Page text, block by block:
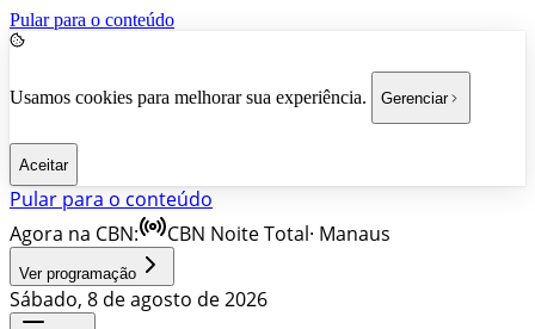
Pular para o conteúdo
Usamos cookies para melhorar sua experiência. Gerenciar
Aceitar
Pular para o conteúdo
Agora na CBN:
CBN Noite Total· Manaus
Ver programação
Sábado, 8 de agosto de 2026